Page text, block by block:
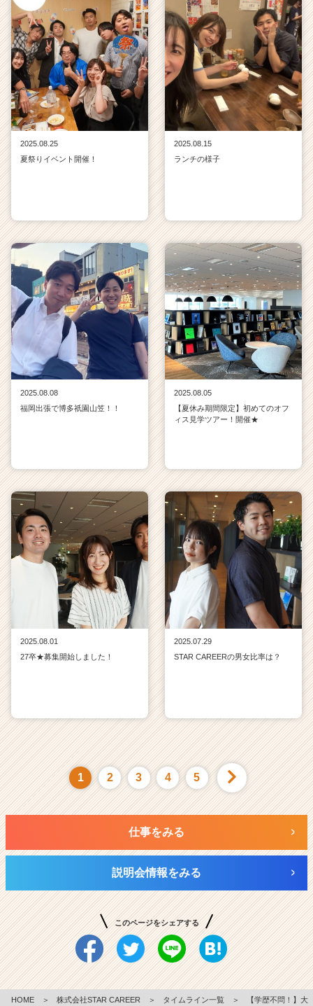
2025.08.25
夏祭りイベント開催！
2025.08.15
ランチの様子
2025.08.08
福岡出張で博多祇園山笠！！
2025.08.05
【夏休み期間限定】初めてのオフ
ィス見学ツアー！開催★
2025.08.01
27卒★募集開始しました！
2025.07.29
STAR CAREERの男女比率は？
1 2 3 4 5
仕事をみる
説明会情報をみる
このページをシェアする
HOME ＞ 株式会社STAR CAREER ＞ タイムライン一覧 ＞
【学歴不問！】大